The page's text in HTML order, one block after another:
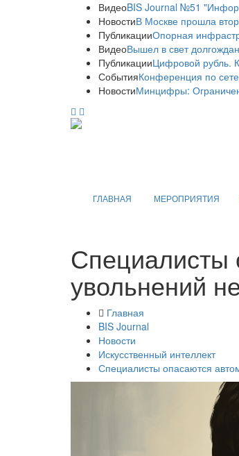
ВидеоBIS Journal №51
НовостиВ Москве прошла
ПубликацииОпорная
ВидеоВышел в свет
ПубликацииЦифровой рубль.
СобытияКонференция по
НовостиМинцифры:
ГЛАВНАЯ МЕРОПРИЯТИЯ
Специалисты
увольнений
Главная
BIS Journal
Новости
Искусственный интеллект
Специалисты опасаются